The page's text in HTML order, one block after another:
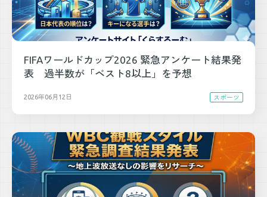
FIFAワールドカップ2026 緊急アンケート結果発
表 過半数が「ベスト8以上」を予想
2026年06月12日 スポーツ